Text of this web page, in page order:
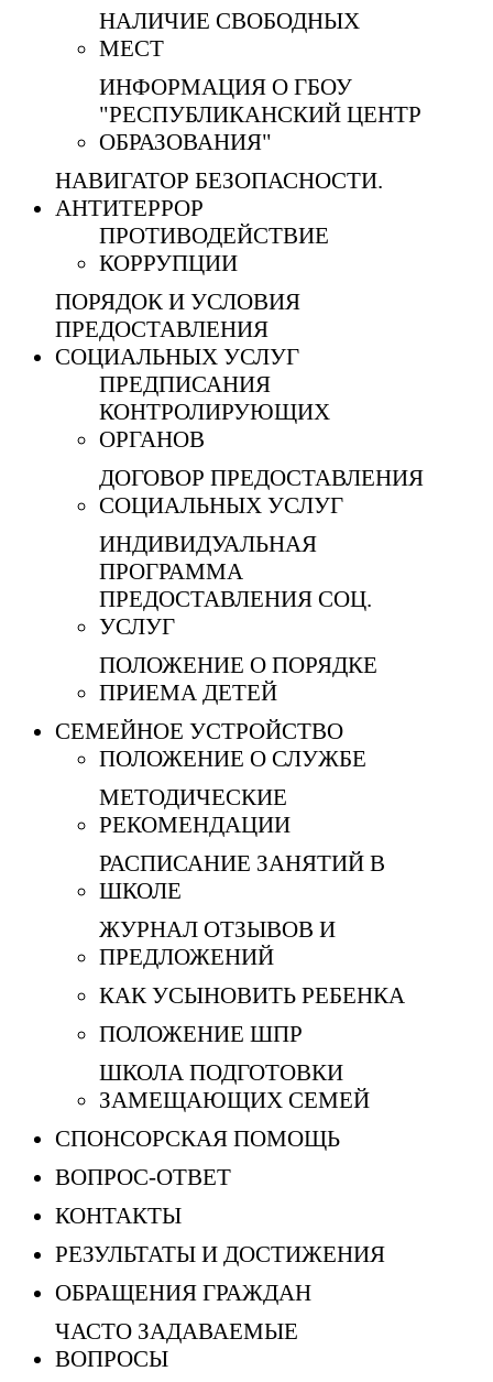
НАЛИЧИЕ СВОБОДНЫХ
МЕСТ
ИНФОРМАЦИЯ О ГБОУ
"РЕСПУБЛИКАНСКИЙ ЦЕНТР
ОБРАЗОВАНИЯ"
НАВИГАТОР БЕЗОПАСНОСТИ.
АНТИТЕРРОР
ПРОТИВОДЕЙСТВИЕ
КОРРУПЦИИ
ПОРЯДОК И УСЛОВИЯ
ПРЕДОСТАВЛЕНИЯ
СОЦИАЛЬНЫХ УСЛУГ
ПРЕДПИСАНИЯ
КОНТРОЛИРУЮЩИХ
ОРГАНОВ
ДОГОВОР ПРЕДОСТАВЛЕНИЯ
СОЦИАЛЬНЫХ УСЛУГ
ИНДИВИДУАЛЬНАЯ
ПРОГРАММА
ПРЕДОСТАВЛЕНИЯ СОЦ.
УСЛУГ
ПОЛОЖЕНИЕ О ПОРЯДКЕ
ПРИЕМА ДЕТЕЙ
СЕМЕЙНОЕ УСТРОЙСТВО
ПОЛОЖЕНИЕ О СЛУЖБЕ
МЕТОДИЧЕСКИЕ
РЕКОМЕНДАЦИИ
РАСПИСАНИЕ ЗАНЯТИЙ В
ШКОЛЕ
ЖУРНАЛ ОТЗЫВОВ И
ПРЕДЛОЖЕНИЙ
КАК УСЫНОВИТЬ РЕБЕНКА
ПОЛОЖЕНИЕ ШПР
ШКОЛА ПОДГОТОВКИ
ЗАМЕЩАЮЩИХ СЕМЕЙ
СПОНСОРСКАЯ ПОМОЩЬ
ВОПРОС-ОТВЕТ
КОНТАКТЫ
РЕЗУЛЬТАТЫ И ДОСТИЖЕНИЯ
ОБРАЩЕНИЯ ГРАЖДАН
ЧАСТО ЗАДАВАЕМЫЕ
ВОПРОСЫ